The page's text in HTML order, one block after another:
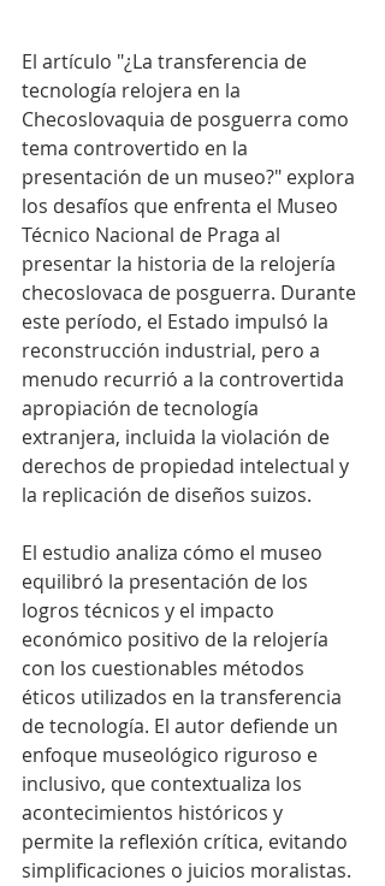
El artículo "¿La transferencia de
tecnología relojera en la
Checoslovaquia de posguerra como
tema controvertido en la
presentación de un museo?" explora
los desafíos que enfrenta el Museo
Técnico Nacional de Praga al
presentar la historia de la relojería
checoslovaca de posguerra. Durante
este período, el Estado impulsó la
reconstrucción industrial, pero a
menudo recurrió a la controvertida
apropiación de tecnología
extranjera, incluida la violación de
derechos de propiedad intelectual y
la replicación de diseños suizos.
El estudio analiza cómo el museo
equilibró la presentación de los
logros técnicos y el impacto
económico positivo de la relojería
con los cuestionables métodos
éticos utilizados en la transferencia
de tecnología. El autor defiende un
enfoque museológico riguroso e
inclusivo, que contextualiza los
acontecimientos históricos y
permite la reflexión crítica, evitando
simplificaciones o juicios moralistas.